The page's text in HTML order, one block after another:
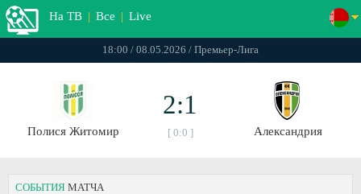
На ТВ | Все | Live
18:00 / 08.05.2026 / Премьер-Лига
Полися Житомир
2:1
[ 0:0 ] Александрия
СОБЫТИЯ МАТЧА